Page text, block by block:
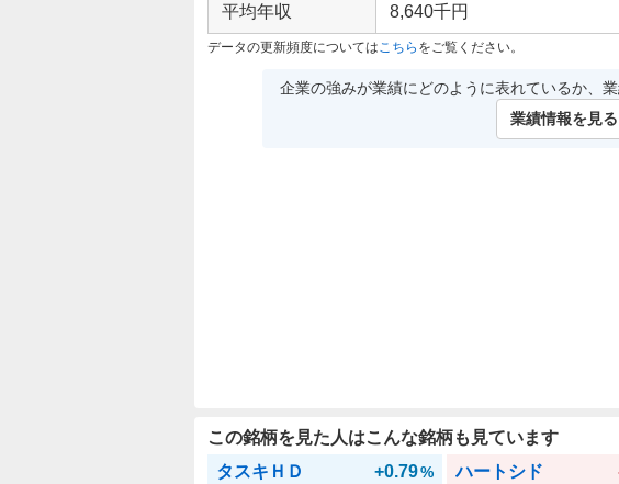
平均年収 8,640千円
データの更新頻度については こちら をご覧ください。
企業の強みが業績にどのように表れているか、
業績情報を見る
この銘柄を見た人はこんな銘柄も見ています
タスキＨＤ
+0.79% ハートシド